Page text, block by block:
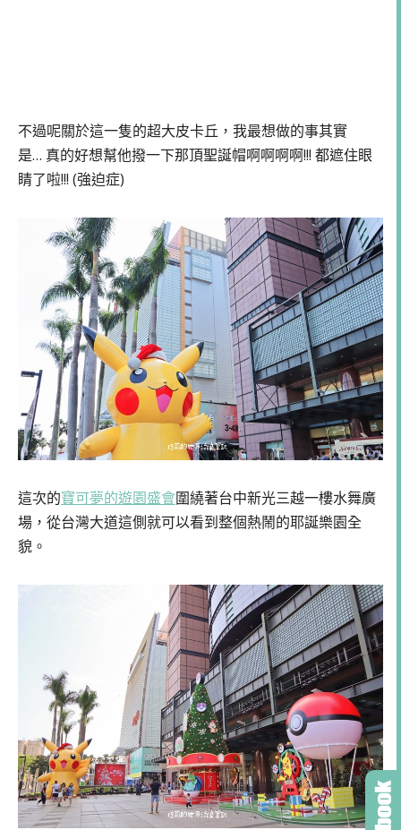
不過呢關於這一隻的超大皮卡丘，我最想做的事其實
是… 真的好想幫他撥一下那頂聖誕帽啊啊啊啊!!! 都遮住眼
睛了啦!!! (強迫症)
這次的寶可夢的遊園盛會圍繞著台中新光三越一樓水舞廣
場，從台灣大道這側就可以看到整個熱鬧的耶誕樂園全
貌。